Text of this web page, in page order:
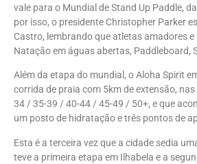
vale para o Mundial de Stand Up Paddle,
por isso, o presidente Christopher Parker
Castro, lembrando que atletas amadores
Natação em águas abertas, Paddleboard,
Além da etapa do mundial, o Aloha Spirit
corrida de praia com 5km de extensão,
34 / 35-39 / 40-44 / 45-49 / 50+, e que
um posto de hidratação e três pontos de
Esta é a terceira vez que a cidade sedia
teve a primeira etapa em Ilhabela e a